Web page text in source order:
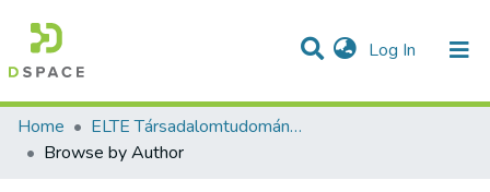
Log In (current)
Communities & Collections
All of DSpace
Home
ELTE Társadalomtudományi Kutatóközpont
Browse by Author